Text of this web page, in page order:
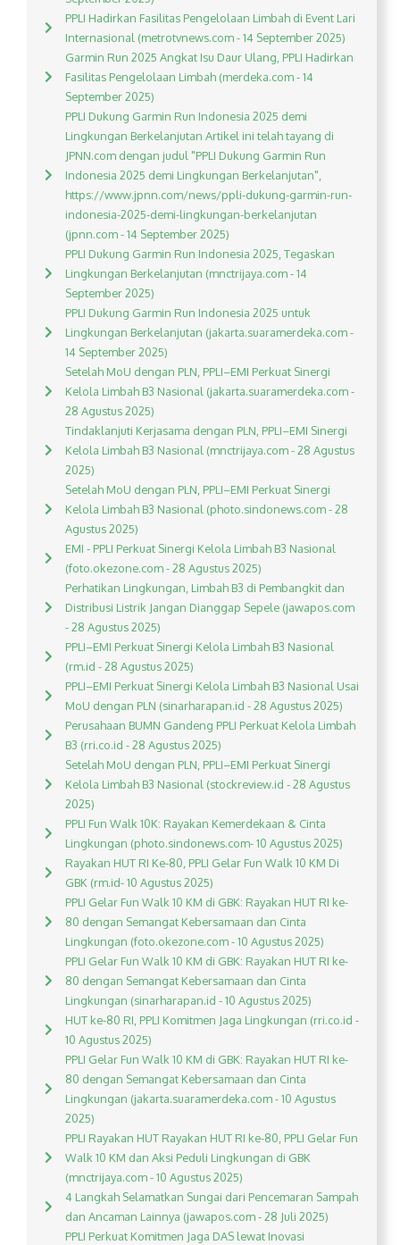
PPLI Hadirkan Fasilitas Pengelolaan Limbah di Event Lari
Internasional (metrotvnews.com - 14 September 2025)
Garmin Run 2025 Angkat Isu Daur Ulang, PPLI Hadirkan
Fasilitas Pengelolaan Limbah (merdeka.com - 14
September 2025)
PPLI Dukung Garmin Run Indonesia 2025 demi
Lingkungan Berkelanjutan Artikel ini telah tayang di
JPNN.com dengan judul "PPLI Dukung Garmin Run
Indonesia 2025 demi Lingkungan Berkelanjutan",
https://www.jpnn.com/news/ppli-dukung-garmin-run-
indonesia-2025-demi-lingkungan-berkelanjutan
(jpnn.com - 14 September 2025)
PPLI Dukung Garmin Run Indonesia 2025, Tegaskan
Lingkungan Berkelanjutan (mnctrijaya.com - 14
September 2025)
PPLI Dukung Garmin Run Indonesia 2025 untuk
Lingkungan Berkelanjutan (jakarta.suaramerdeka.com -
14 September 2025)
Setelah MoU dengan PLN, PPLI–EMI Perkuat Sinergi
Kelola Limbah B3 Nasional (jakarta.suaramerdeka.com -
28 Agustus 2025)
Tindaklanjuti Kerjasama dengan PLN, PPLI–EMI Sinergi
Kelola Limbah B3 Nasional (mnctrijaya.com - 28 Agustus
2025)
Setelah MoU dengan PLN, PPLI–EMI Perkuat Sinergi
Kelola Limbah B3 Nasional (photo.sindonews.com - 28
Agustus 2025)
EMI - PPLI Perkuat Sinergi Kelola Limbah B3 Nasional
(foto.okezone.com - 28 Agustus 2025)
Perhatikan Lingkungan, Limbah B3 di Pembangkit dan
Distribusi Listrik Jangan Dianggap Sepele (jawapos.com
- 28 Agustus 2025)
PPLI–EMI Perkuat Sinergi Kelola Limbah B3 Nasional
(rm.id - 28 Agustus 2025)
PPLI–EMI Perkuat Sinergi Kelola Limbah B3 Nasional Usai
MoU dengan PLN (sinarharapan.id - 28 Agustus 2025)
Perusahaan BUMN Gandeng PPLI Perkuat Kelola Limbah
B3 (rri.co.id - 28 Agustus 2025)
Setelah MoU dengan PLN, PPLI–EMI Perkuat Sinergi
Kelola Limbah B3 Nasional (stockreview.id - 28 Agustus
2025)
PPLI Fun Walk 10K: Rayakan Kemerdekaan & Cinta
Lingkungan (photo.sindonews.com- 10 Agustus 2025)
Rayakan HUT RI Ke-80, PPLI Gelar Fun Walk 10 KM Di
GBK (rm.id- 10 Agustus 2025)
PPLI Gelar Fun Walk 10 KM di GBK: Rayakan HUT RI ke-
80 dengan Semangat Kebersamaan dan Cinta
Lingkungan (foto.okezone.com - 10 Agustus 2025)
PPLI Gelar Fun Walk 10 KM di GBK: Rayakan HUT RI ke-
80 dengan Semangat Kebersamaan dan Cinta
Lingkungan (sinarharapan.id - 10 Agustus 2025)
HUT ke-80 RI, PPLI Komitmen Jaga Lingkungan (rri.co.id -
10 Agustus 2025)
PPLI Gelar Fun Walk 10 KM di GBK: Rayakan HUT RI ke-
80 dengan Semangat Kebersamaan dan Cinta
Lingkungan (jakarta.suaramerdeka.com - 10 Agustus
2025)
PPLI Rayakan HUT Rayakan HUT RI ke-80, PPLI Gelar Fun
Walk 10 KM dan Aksi Peduli Lingkungan di GBK
(mnctrijaya.com - 10 Agustus 2025)
4 Langkah Selamatkan Sungai dari Pencemaran Sampah
dan Ancaman Lainnya (jawapos.com - 28 Juli 2025)
PPLI Perkuat Komitmen Jaga DAS lewat Inovasi